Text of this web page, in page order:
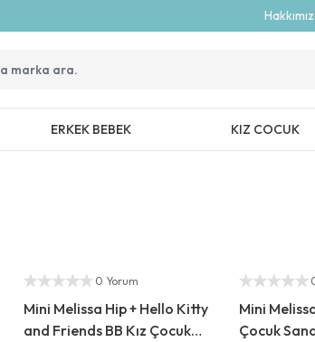
ERKEK BEBEK KIZ COCUK
Yetkili Satıcı
0 Yorum
Mini Melissa Hip + Hello Kitty
and Friends BB Kız Çocuk
Yetkili Satıcı
Mini
Çocuk